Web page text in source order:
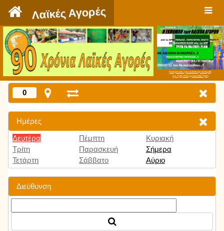
Λαϊκές Αγορές
Πατήστε εδώ για να δείτε την εκπομπή
την Τρίτη 9:00 μμ και κάθε Τρίτη
0
Ημέρες
Δευτέρα
Τρίτη
Τετάρτη
Πέμπτη
Παρασκευή
Σάββατο
Κυριακή
Σήμερα
Αύριο
Διεύθυνση